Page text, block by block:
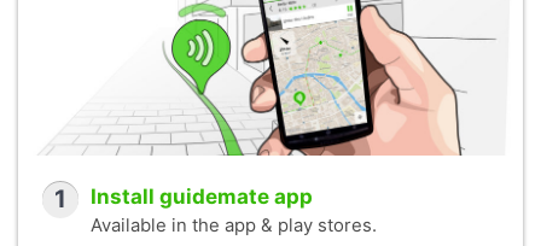
1 Install guidemate app
Available in the app & play stores.